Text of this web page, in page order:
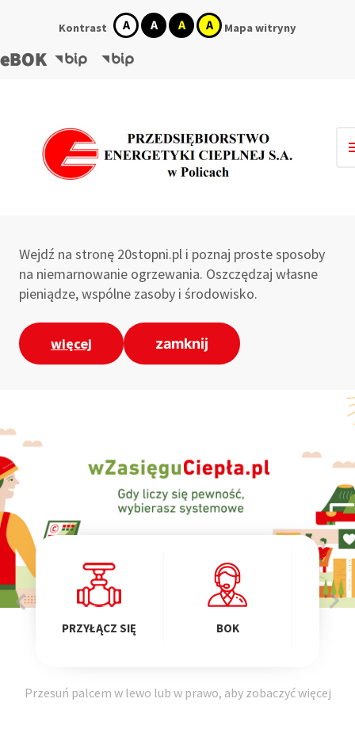
Kontrast
kontrast
domyślny
kontrast
biały
kontrast
czarny
kontrast
żółty Mapa witryny
Link
Link
Link
Wejdź na stronę 20stopni.pl i poznaj proste sposoby
na niemarnowanie ogrzewania. Oszczędzaj własne
pieniądze, wspólne zasoby i środowisko.
więcej zamknij
PRZYŁĄCZ SIĘ BOK
Przesuń palcem w lewo lub w prawo, aby zobaczyć więcej